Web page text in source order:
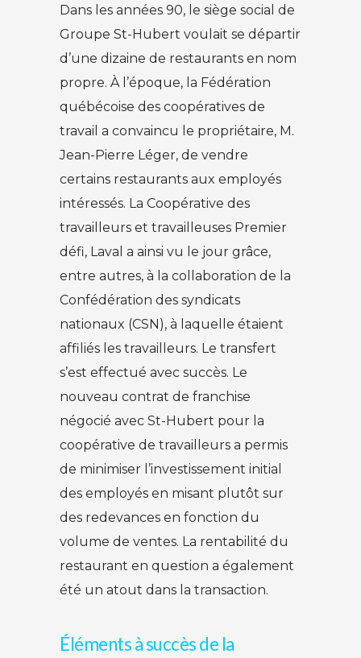
Dans les années 90, le siège social de
Groupe St-Hubert voulait se départir
d’une dizaine de restaurants en nom
propre. À l’époque, la Fédération
québécoise des coopératives de
travail a convaincu le propriétaire, M.
Jean-Pierre Léger, de vendre
certains restaurants aux employés
intéressés. La Coopérative des
travailleurs et travailleuses Premier
défi, Laval a ainsi vu le jour grâce,
entre autres, à la collaboration de la
Confédération des syndicats
nationaux (CSN), à laquelle étaient
affiliés les travailleurs. Le transfert
s’est effectué avec succès. Le
nouveau contrat de franchise
négocié avec St-Hubert pour la
coopérative de travailleurs a permis
de minimiser l’investissement initial
des employés en misant plutôt sur
des redevances en fonction du
volume de ventes. La rentabilité du
restaurant en question a également
été un atout dans la transaction.
Éléments à succès de la